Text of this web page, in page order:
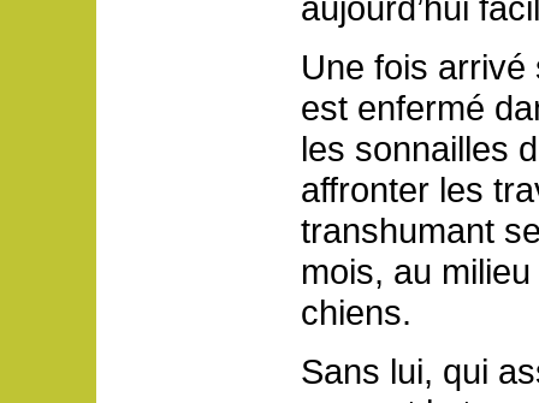
Une fois arrivé
est enfermé
les sonnailles
affronter les
transhumant
mois, au
chiens.
Sans lui, qui